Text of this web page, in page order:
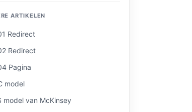
ARTIKELEN
Redirect
Redirect
Pagina
model
model van McKinsey